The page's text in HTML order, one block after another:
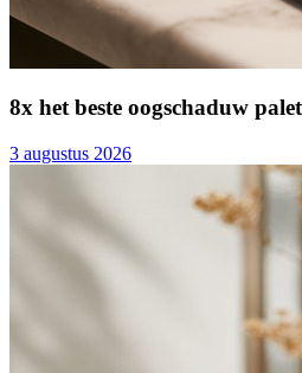
8x het beste oogschaduw
3 augustus 2026